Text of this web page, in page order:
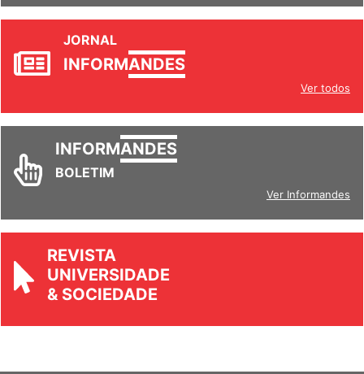
JORNAL
INFORMANDES
Ver todos
INFORMANDES
BOLETIM
Ver Informandes
REVISTA
UNIVERSIDADE
& SOCIEDADE